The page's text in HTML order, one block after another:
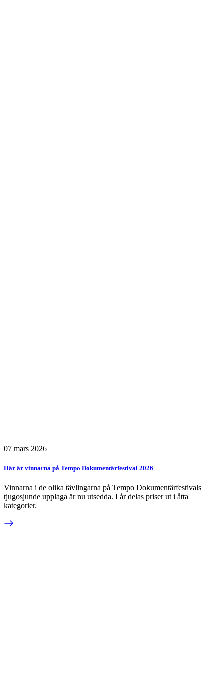
07 mars 2026
Här är vinnarna på Tempo Dokumentärfestival 2026
Vinnarna i de olika tävlingarna på Tempo Dokumentärfestivals
tjugosjunde upplaga är nu utsedda. I år delas priser ut i åtta
kategorier.